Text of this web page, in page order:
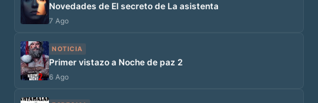
Novedades de El secreto de La asistenta
7 Ago
NOTICIA
Primer vistazo a Noche de paz 2
6 Ago